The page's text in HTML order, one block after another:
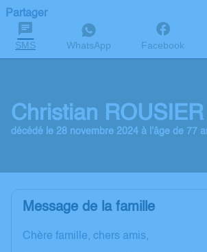
Partager
SMS WhatsApp Facebook
Christian ROUSIER
décédé le 28 novembre 2024 à l'âge de 77
Message de la famille
Chère famille, chers amis,